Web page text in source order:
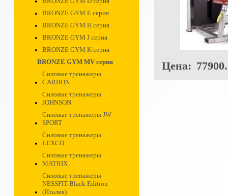
BRONZE GYM E серия
BRONZE GYM H серия
BRONZE GYM J серия
BRONZE GYM K серия
BRONZE GYM MV серия
Силовые тренажеры
CARBON
Силовые тренажеры
JOHNSON
Силовые тренажеры JW
SPORT
Силовые тренажеры
LEXCO
Силовые тренажеры
MATRIX
Силовые тренажеры
NESSFIT-Black Edition
(Италия)
Цена: